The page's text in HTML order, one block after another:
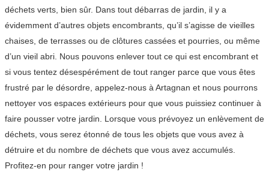
déchets verts, bien sûr. Dans tout débarras de jardin, il y a
évidemment d’autres objets encombrants, qu’il s’agisse de vieilles
chaises, de terrasses ou de clôtures cassées et pourries, ou même
d’un vieil abri. Nous pouvons enlever tout ce qui est encombrant et
si vous tentez désespérément de tout ranger parce que vous êtes
frustré par le désordre, appelez-nous à Artagnan et nous pourrons
nettoyer vos espaces extérieurs pour que vous puissiez continuer à
faire pousser votre jardin. Lorsque vous prévoyez un enlèvement de
déchets, vous serez étonné de tous les objets que vous avez à
détruire et du nombre de déchets que vous avez accumulés.
Profitez-en pour ranger votre jardin !